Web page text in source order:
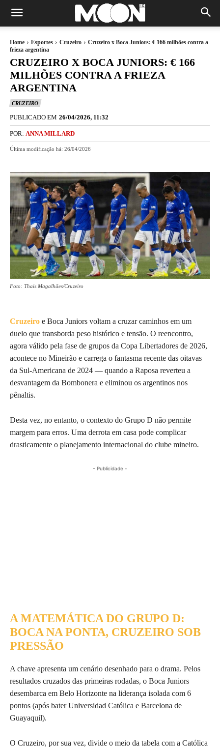
Home Esportes Cruzeiro
Cruzeiro x Boca Juniors: € 166 milhões contra a
frieza argentina
CRUZEIRO X BOCA JUNIORS: € 166
MILHÕES CONTRA A FRIEZA
ARGENTINA
CRUZEIRO
PUBLICADO EM 26/04/2026, 11:32
POR: ANNA MILLARD
Última modificação há: 26/04/2026
Foto: Thais Magalhães/Cruzeiro
Cruzeiro e Boca Juniors voltam a cruzar caminhos em um
duelo que transborda peso histórico e tensão. O reencontro,
agora válido pela fase de grupos da Copa Libertadores de 2026,
acontece no Mineirão e carrega o fantasma recente das oitavas
da Sul-Americana de 2024 — quando a Raposa reverteu a
desvantagem da Bombonera e eliminou os argentinos nos
pênaltis.
Desta vez, no entanto, o contexto do Grupo D não permite
margem para erros. Uma derrota em casa pode complicar
drasticamente o planejamento internacional do clube mineiro.
- Publicidade -
A MATEMÁTICA DO GRUPO D:
BOCA NA PONTA, CRUZEIRO SOB
PRESSÃO
A chave apresenta um cenário desenhado para o drama. Pelos
resultados cruzados das primeiras rodadas, o Boca Juniors
desembarca em Belo Horizonte na liderança isolada com 6
pontos (após bater Universidad Católica e Barcelona de
Guayaquil).
O Cruzeiro, por sua vez, divide o meio da tabela com a Católica